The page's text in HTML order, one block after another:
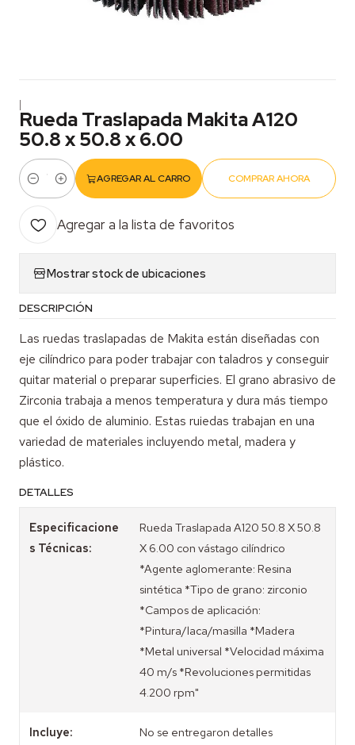
|
Rueda Traslapada Makita A120
50.8 x 50.8 x 6.00
Cantidad
AGREGAR AL CARRO COMPRAR AHORA
Agregar a la lista de favoritos
Mostrar stock de ubicaciones
DESCRIPCIÓN
Las ruedas traslapadas de Makita están diseñadas con
eje cilíndrico para poder trabajar con taladros y conseguir
quitar material o preparar superficies. El grano abrasivo de
Zirconia trabaja a menos temperatura y dura más tiempo
que el óxido de aluminio. Estas ruiedas trabajan en una
variedad de materiales incluyendo metal, madera y
plástico.
DETALLES
Especificacione
s Técnicas:
Rueda Traslapada A120 50.8 X 50.8
X 6.00 con vástago cilíndrico
*Agente aglomerante: Resina
sintética *Tipo de grano: zirconio
*Campos de aplicación:
*Pintura/laca/masilla *Madera
*Metal universal *Velocidad máxima
40 m/s *Revoluciones permitidas
4.200 rpm"
Incluye:
No se entregaron detalles